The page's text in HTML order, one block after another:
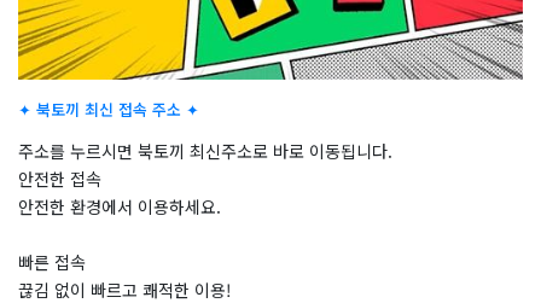
✦ 북토끼 최신 접속 주소 ✦
주소를 누르시면 북토끼 최신주소로 바로 이동됩니다.
안전한 접속
안전한 환경에서 이용하세요.
빠른 접속
끊김 없이 빠르고 쾌적한 이용!